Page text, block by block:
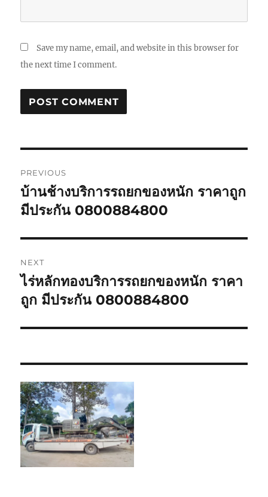
Save my name, email, and website in this browser for
the next time I comment.
navigation
PREVIOUS
Previous
post:
บ้านช้างบริการรถยกของหนัก ราคาถูก
มีประกัน 0800884800
NEXT
Next
post:
ไร่หลักทองบริการรถยกของหนัก ราคา
ถูก มีประกัน 0800884800